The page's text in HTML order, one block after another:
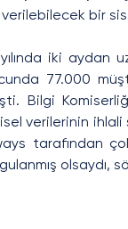
bir
iki aydan
77.000
Bilgi
verilerinin
tarafından
olsaydı,